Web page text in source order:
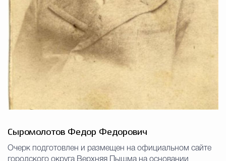
Сыромолотов Федор Федорович
Очерк подготовлен и размещен на официальном сайте
городского округа Верхняя Пышма на основании